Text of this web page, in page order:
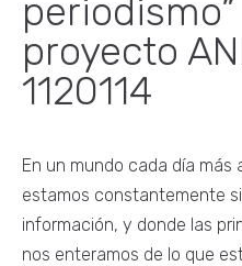
proyecto
1120114
En un mundo cada día más
estamos constantemente
información, y donde las
nos enteramos de lo que